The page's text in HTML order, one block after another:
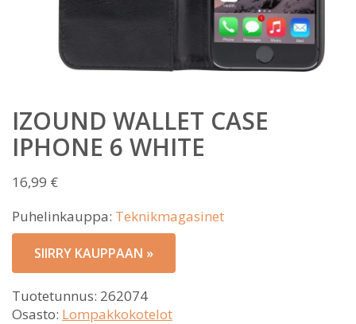
IZOUND WALLET CASE
IPHONE 6 WHITE
16,99 €
Puhelinkauppa: Teknikmagasinet
SIIRRY KAUPPAAN »
Tuotetunnus: 262074
Osasto: Lompakkokotelot